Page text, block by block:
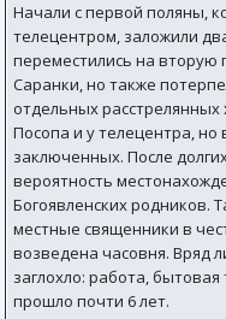
Начали с первой поляны,
телецентром, заложили
переместились на вторую
Саранки, но также
отдельных
Посопа и у телецентра, но
заключенных. После
вероятность
Богоявленских родников.
местные священники в
возведена часовня. Вряд
заглохло: работа,
прошло почти 6 лет.